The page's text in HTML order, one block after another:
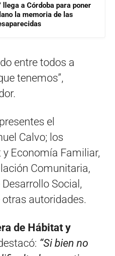
llega a Córdoba para poner
la memoria de las
entre todos a
tenemos”,
el
Calvo; los
Economía Familiar,
Comunitaria,
Social,
autoridades.
de Hábitat y
“Si bien no